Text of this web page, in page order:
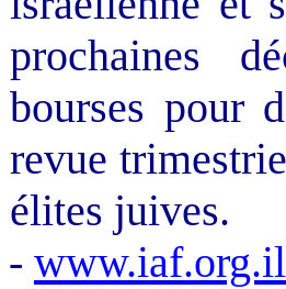
prochaines
bourses pour
revue
élites juives.
- www.iaf.org.il